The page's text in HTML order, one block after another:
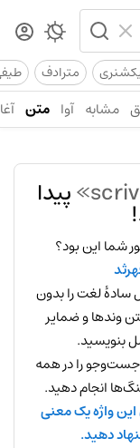
مترادف
مشابه آوا متن
پیدا
شما این بود؟
لغت را بدون
وندها و ضمایر
بنویسید.
را در همه
انجام دهید.
این واژه یک معنی
دهید.